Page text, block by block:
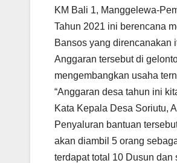
KM Bali 1, Manggelewa-
Tahun 2021 ini berencana
Bansos yang direncanakan
Anggaran tersebut di
mengembangkan usaha
“Anggaran desa tahun ini
Kata Kepala Desa Soriutu,
Penyaluran bantuan
akan diambil 5 orang
terdapat total 10 Dusun dan